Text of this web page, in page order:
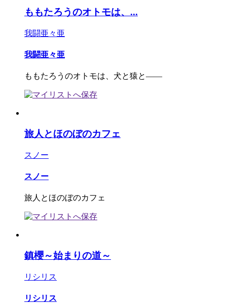
ももたろうのオトモは、...
我闘亜々亜
我闘亜々亜
ももたろうのオトモは、犬と猿と――
旅人とほのぼのカフェ
スノー
スノー
旅人とほのぼのカフェ
鎮櫻～始まりの道～
リシリス
リシリス